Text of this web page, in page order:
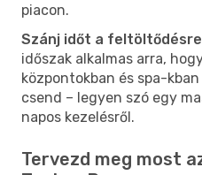
piacon.
Szánj időt a feltöltődésre
időszak alkalmas arra,
központokban és spa-
csend – legyen szó egy
napos kezelésről.
Tervezd meg most